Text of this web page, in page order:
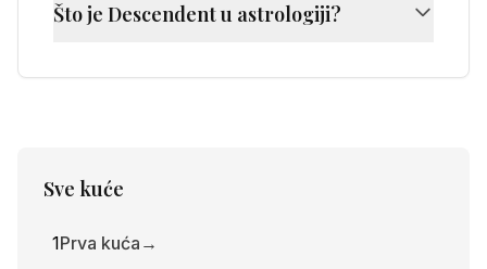
Što je Descendent u astrologiji?
zapadnom horizontu u trenutku vašeg
Sve kuće
1Prva kuća →